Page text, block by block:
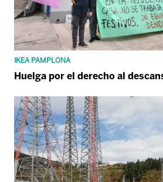
IKEA PAMPLONA
Huelga por el derecho al